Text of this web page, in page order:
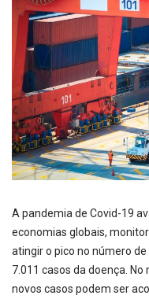
A pandemia de Covid-19
economias globais,
atingir o pico no número
7.011 casos da doença.
novos casos podem ser